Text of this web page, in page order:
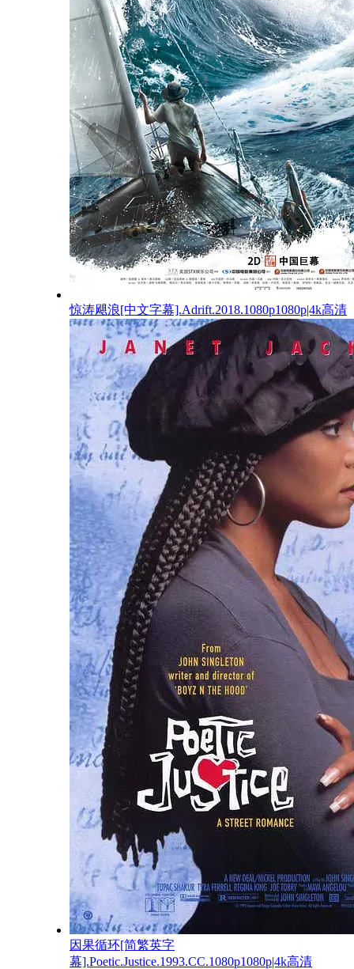
惊涛飓浪[中文字幕].Adrift.2018.1080p1080p|4k高清
因果循环[简繁英字
幕].Poetic.Justice.1993.CC.1080p1080p|4k高清